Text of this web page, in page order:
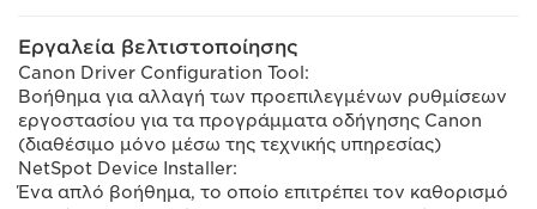
Εργαλεία βελτιστοποίησης
Canon Driver Configuration Tool:
Βοήθημα για αλλαγή των προεπιλεγμένων ρυθμίσεων
εργοστασίου για τα προγράμματα οδήγησης Canon
(διαθέσιμο μόνο μέσω της τεχνικής υπηρεσίας)
NetSpot Device Installer:
Ένα απλό βοήθημα, το οποίο επιτρέπει τον καθορισμό